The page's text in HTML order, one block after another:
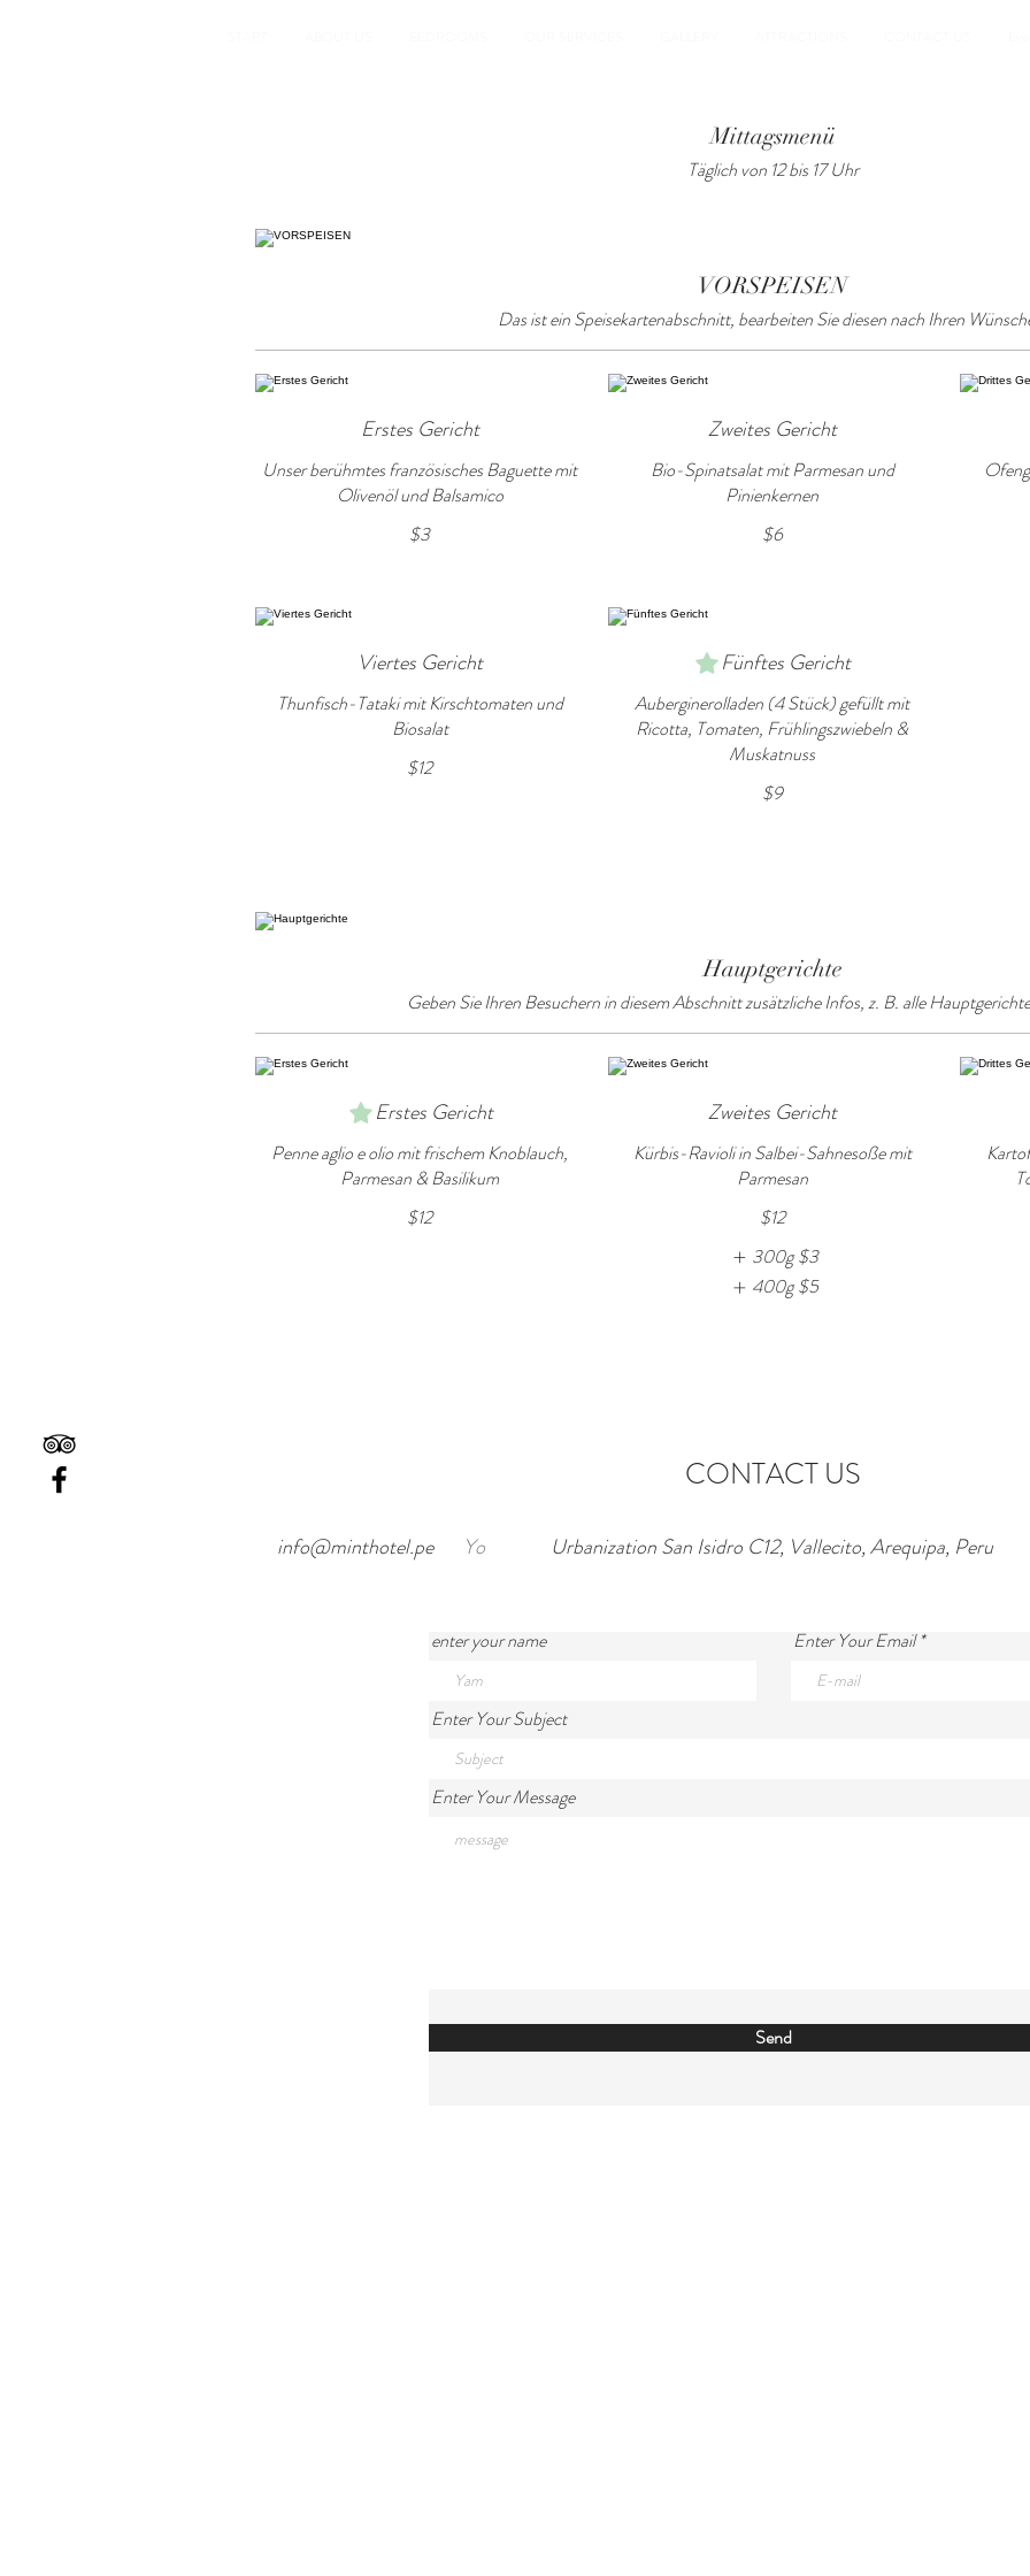
Mittagsmenü
Täglich von 12 bis 17 Uhr
VORSPEISEN
Das ist ein Speisekartenabschnitt, bearbeiten Sie diesen nach Ihren
Erstes Gericht
Unser berühmtes französisches Baguette mit
Olivenöl und Balsamico
$3
Zweites Gericht
Bio-Spinatsalat mit Parmesan und
Pinienkernen
$6
Viertes Gericht
Thunfisch-Tataki mit Kirschtomaten und
Biosalat
$12
Fünftes Gericht
Auberginerolladen (4 Stück) gefüllt mit
Ricotta, Tomaten, Frühlingszwiebeln &
Muskatnuss
$9
Hauptgerichte
Geben Sie Ihren Besuchern in diesem Abschnitt zusätzliche Infos, z. B. alle
Erstes Gericht
Penne aglio e olio mit frischem Knoblauch,
Parmesan & Basilikum
$12
Zweites Gericht
Kürbis-Ravioli in Salbei-Sahnesoße mit
Parmesan
$12
300g $3
400g $5
CONTACT US
info@minthotel.pe Urbanization San Isidro C12, Vallecito, Arequipa, Peru
Yo
enter your name Enter Your Email
Enter Your Subject
Enter Your Message
Send